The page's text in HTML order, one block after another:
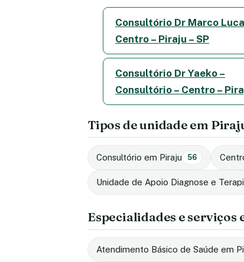
Consultório Dr Marco
Centro – Piraju – SP
Consultório Dr Yaeko –
Consultório – Centro –
Tipos de unidade em
Consultório em Piraju 56
Unidade de Apoio Diagnose e
Especialidades e serviços
Atendimento Básico de Saúde em